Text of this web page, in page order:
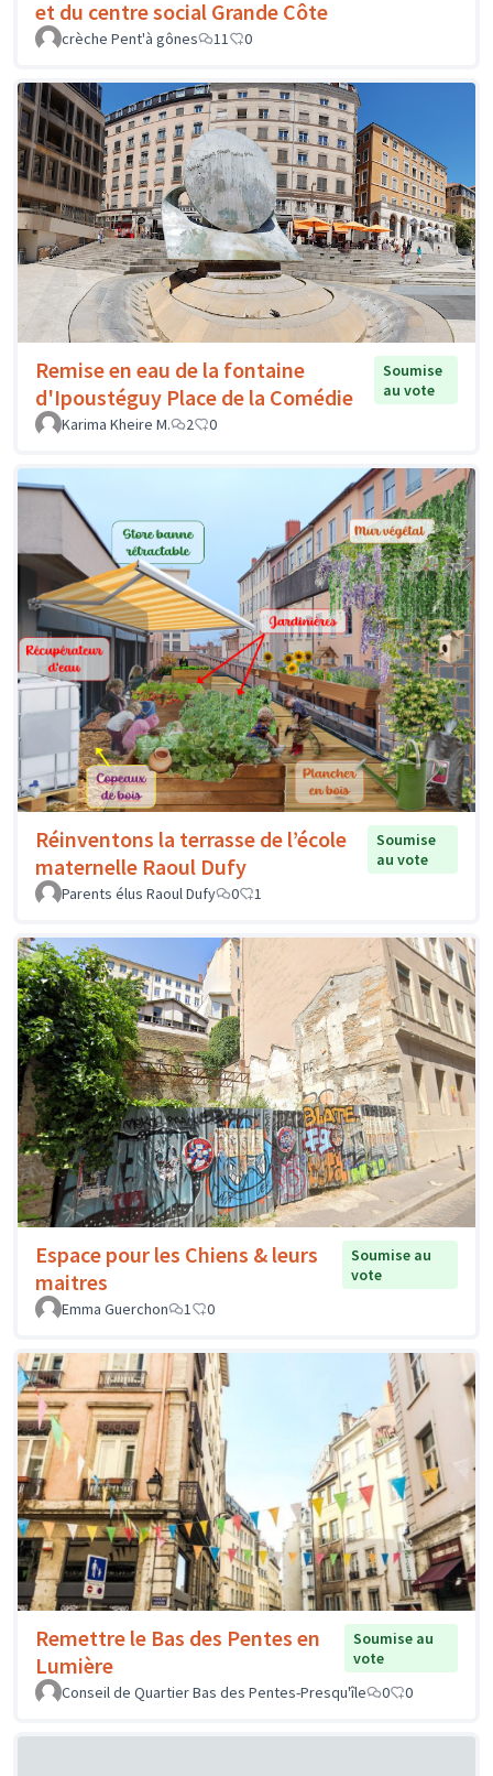
et du centre social Grande Côte
crèche Pent'à gônes 11 0
Remise en eau de la fontaine
d'Ipoustéguy Place de la Comédie
Soumise
au vote
Karima Kheire M.
2 0
Réinventons la terrasse de l’école
maternelle Raoul Dufy
Soumise
au vote
Parents élus Raoul Dufy
0 1
Espace pour les Chiens & leurs
maitres
Soumise au
vote
Emma Guerchon
1 0
Remettre le Bas des Pentes en
Lumière
Soumise au
vote
Conseil de Quartier Bas des Pentes-Presqu'île
0 0